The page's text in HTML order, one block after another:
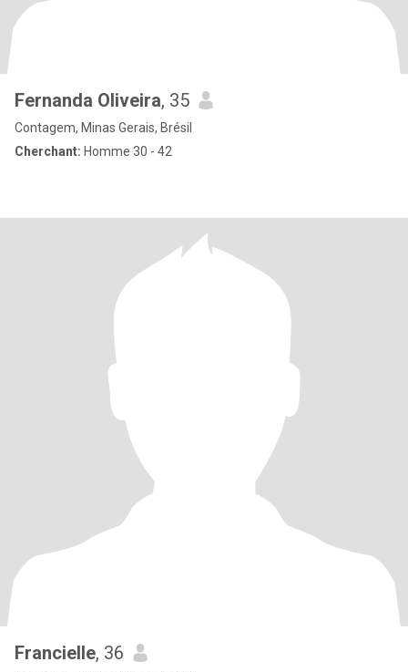
Fernanda Oliveira, 35
Contagem, Minas Gerais, Brésil
Cherchant: Homme 30 - 42
Francielle, 36